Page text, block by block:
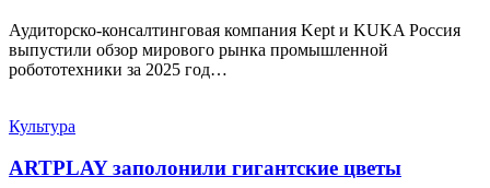
Аудиторско-консалтинговая компания Kept и KUKA Россия
выпустили обзор мирового рынка промышленной
робототехники за 2025 год…
Культура
ARTPLAY заполонили гигантские цветы